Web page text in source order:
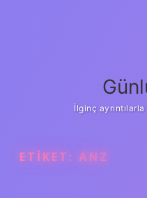
İlginç
ETIKET: ANZ